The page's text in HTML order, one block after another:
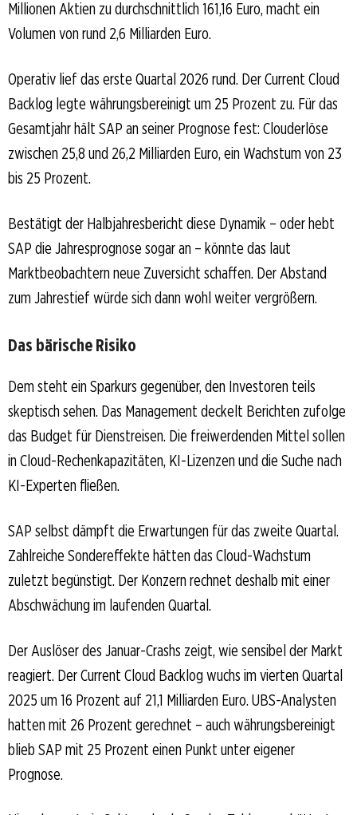
Millionen Aktien zu durchschnittlich 161,16 Euro, macht ein
Volumen von rund 2,6 Milliarden Euro.
Operativ lief das erste Quartal 2026 rund. Der Current Cloud
Backlog legte währungsbereinigt um 25 Prozent zu. Für das
Gesamtjahr hält SAP an seiner Prognose fest: Clouderlöse
zwischen 25,8 und 26,2 Milliarden Euro, ein Wachstum von 23
bis 25 Prozent.
Bestätigt der Halbjahresbericht diese Dynamik – oder hebt
SAP die Jahresprognose sogar an – könnte das laut
Marktbeobachtern neue Zuversicht schaffen. Der Abstand
zum Jahrestief würde sich dann wohl weiter vergrößern.
Das bärische Risiko
Dem steht ein Sparkurs gegenüber, den Investoren teils
skeptisch sehen. Das Management deckelt Berichten zufolge
das Budget für Dienstreisen. Die freiwerdenden Mittel sollen
in Cloud-Rechenkapazitäten, KI-Lizenzen und die Suche nach
KI-Experten fließen.
SAP selbst dämpft die Erwartungen für das zweite Quartal.
Zahlreiche Sondereffekte hätten das Cloud-Wachstum
zuletzt begünstigt. Der Konzern rechnet deshalb mit einer
Abschwächung im laufenden Quartal.
Der Auslöser des Januar-Crashs zeigt, wie sensibel der Markt
reagiert. Der Current Cloud Backlog wuchs im vierten Quartal
2025 um 16 Prozent auf 21,1 Milliarden Euro. UBS-Analysten
hatten mit 26 Prozent gerechnet – auch währungsbereinigt
blieb SAP mit 25 Prozent einen Punkt unter eigener
Prognose.